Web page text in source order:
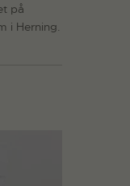
på
i Herning.